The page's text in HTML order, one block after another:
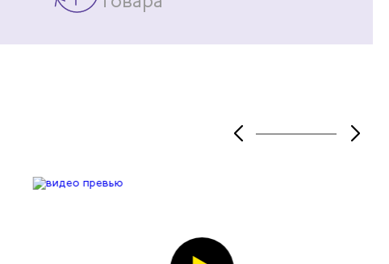
об наличии а так поступлении той или
случае его отсутствия.